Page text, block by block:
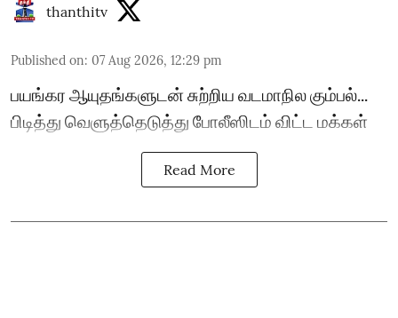
thanthitv
Published on: 07 Aug 2026, 12:29 pm
பயங்கர ஆயுதங்களுடன் சுற்றிய வடமாநில கும்பல்...
பிடித்து வெளுத்தெடுத்து போலீஸிடம் விட்ட மக்கள்
Read More